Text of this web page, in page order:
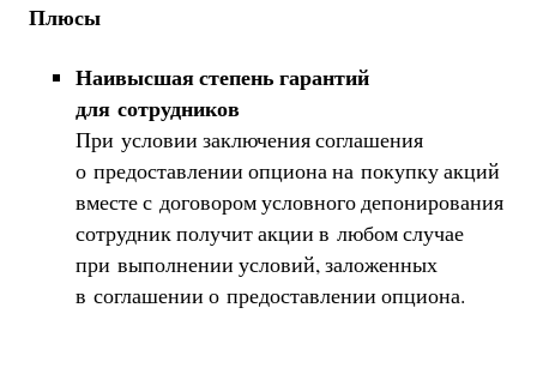
Плюсы
Наивысшая степень гарантий
для сотрудников
При условии заключения соглашения
о предоставлении опциона на покупку акций
вместе с договором условного депонирования
сотрудник получит акции в любом случае
при выполнении условий, заложенных
в соглашении о предоставлении опциона.